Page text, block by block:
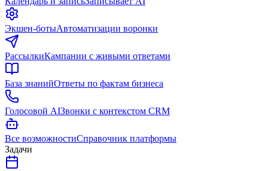
Экшен-ботыАвтоматизации воронки
РассылкиКампании с живыми ответами
База знанийОтветы по фактам бизнеса
Голосовой AIЗвонки с контекстом CRM
Все возможностиСправочник платформы
Задачи